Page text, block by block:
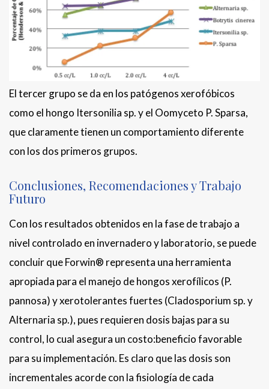
El tercer grupo se da en los patógenos xerofóbicos
como el hongo Itersonilia sp. y el Oomyceto P. Sparsa,
que claramente tienen un comportamiento diferente
con los dos primeros grupos.
Conclusiones, Recomendaciones y Trabajo
Futuro
Con los resultados obtenidos en la fase de trabajo a
nivel controlado en invernadero y laboratorio, se puede
concluir que Forwin® representa una herramienta
apropiada para el manejo de hongos xerofílicos (P.
pannosa) y xerotolerantes fuertes (Cladosporium sp. y
Alternaria sp.), pues requieren dosis bajas para su
control, lo cual asegura un costo:beneficio favorable
para su implementación. Es claro que las dosis son
incrementales acorde con la fisiología de cada